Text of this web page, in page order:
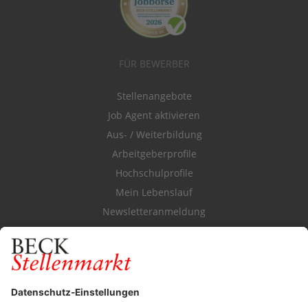
FÜR BEWERBER
Stellenangebote
Job Agent aktivieren
Aus- / Weiterbildung
Arbeitgeberprofile
Hochschulprofile
Mein Lebenslauf
Newsletteranmeldung
Durchsuchen Sie den Stellenkatalog
FÜR ARBEITGEBER
Stellenmarktpreise